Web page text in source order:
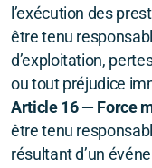
l’exécution des
être tenu
d’exploitation,
ou tout préjudice
Article 16 — Force
être tenu
résultant d’un